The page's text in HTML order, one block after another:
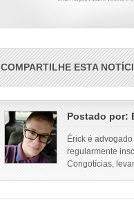
COMPARTILHE ESTA
Postado por:
Érick é
regularmente
Congotícias,